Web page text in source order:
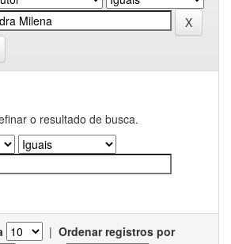
o resultado de busca.
| Ordenar registros por